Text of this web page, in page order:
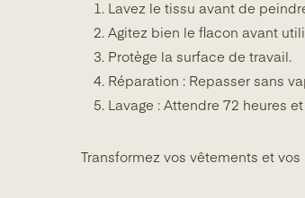
Lavez le tissu avant de
Agitez bien le flacon avant
Protège la surface de travail.
Réparation : Repasser sans
Lavage : Attendre 72 heures
Transformez vos vêtements et